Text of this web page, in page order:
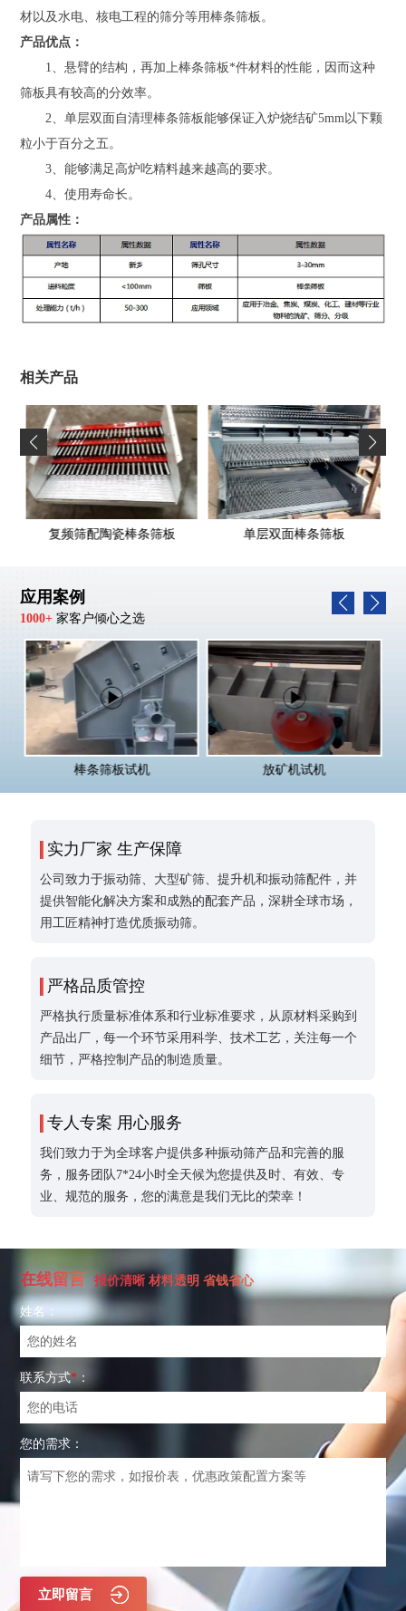
材以及水电、核电工程的筛分等用棒条筛板。
产品优点：
1、悬臂的结构，再加上棒条筛板*件材料的性能，因而这种
筛板具有较高的分效率。
2、单层双面自清理棒条筛板能够保证入炉烧结矿5mm以下颗
粒小于百分之五。
3、能够满足高炉吃精料越来越高的要求。
4、使用寿命长。
产品属性：
相关产品
复频筛配陶瓷棒条筛板 单层双面棒条筛板
应用案例
1000+ 家客户倾心之选
棒条筛板试机 放矿机试机
实力厂家 生产保障
公司致力于振动筛、大型矿筛、提升机和振动筛配件，并
提供智能化解决方案和成熟的配套产品，深耕全球市场，
用工匠精神打造优质振动筛。
严格品质管控
严格执行质量标准体系和行业标准要求，从原材料采购到
产品出厂，每一个环节采用科学、技术工艺，关注每一个
细节，严格控制产品的制造质量。
专人专案 用心服务
我们致力于为全球客户提供多种振动筛产品和完善的服
务，服务团队7*24小时全天候为您提供及时、有效、专
业、规范的服务，您的满意是我们无比的荣幸！
在线留言 报价清晰 材料透明 省钱省心
姓名：
联系方式* ：
您的需求：